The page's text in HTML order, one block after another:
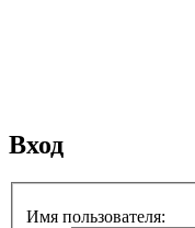
Вход
Имя пользователя: